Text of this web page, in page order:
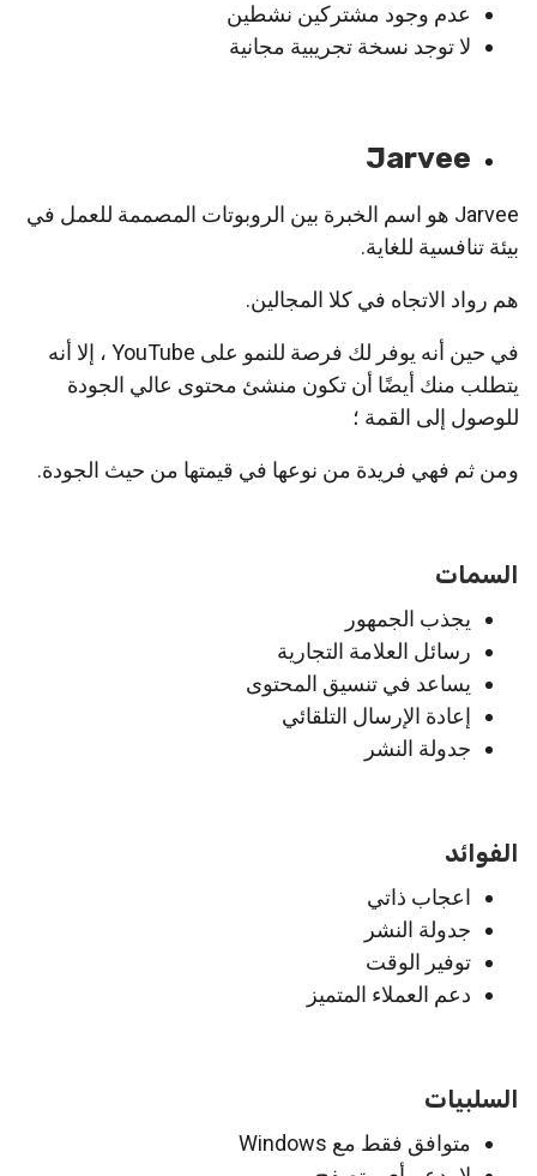
عدم وجود مشتركين نشطين
لا توجد نسخة تجريبية مجانية
Jarvee
Jarvee هو اسم الخبرة بين الروبوتات المصممة للعمل في
بيئة تنافسية للغاية.
هم رواد الاتجاه في كلا المجالين.
في حين أنه يوفر لك فرصة للنمو على YouTube ، إلا أنه
يتطلب منك أيضًا أن تكون منشئ محتوى عالي الجودة
للوصول إلى القمة ؛
ومن ثم فهي فريدة من نوعها في قيمتها من حيث الجودة.
السمات
يجذب الجمهور
رسائل العلامة التجارية
يساعد في تنسيق المحتوى
إعادة الإرسال التلقائي
جدولة النشر
الفوائد
اعجاب ذاتي
جدولة النشر
توفير الوقت
دعم العملاء المتميز
السلبيات
متوافق فقط مع Windows